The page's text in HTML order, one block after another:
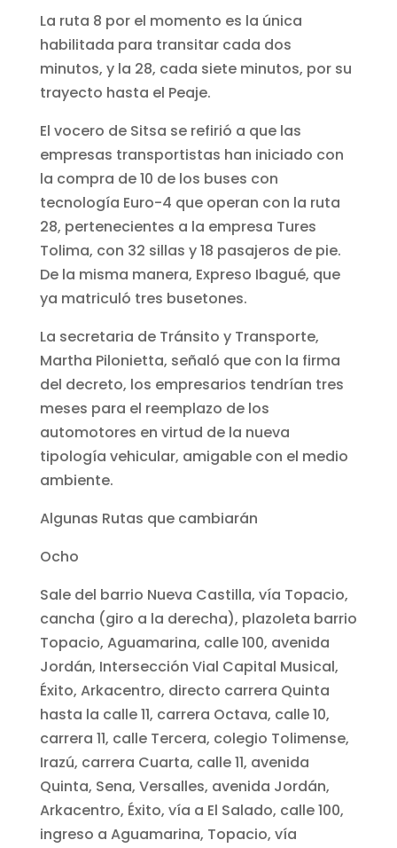
La ruta 8 por el momento es la única
habilitada para transitar cada dos
minutos, y la 28, cada siete minutos, por su
trayecto hasta el Peaje.
El vocero de Sitsa se refirió a que las
empresas transportistas han iniciado con
la compra de 10 de los buses con
tecnología Euro-4 que operan con la ruta
28, pertenecientes a la empresa Tures
Tolima, con 32 sillas y 18 pasajeros de pie.
De la misma manera, Expreso Ibagué, que
ya matriculó tres busetones.
La secretaria de Tránsito y Transporte,
Martha Pilonietta, señaló que con la firma
del decreto, los empresarios tendrían tres
meses para el reemplazo de los
automotores en virtud de la nueva
tipología vehicular, amigable con el medio
ambiente.
Algunas Rutas que cambiarán
Ocho
Sale del barrio Nueva Castilla, vía Topacio,
cancha (giro a la derecha), plazoleta barrio
Topacio, Aguamarina, calle 100, avenida
Jordán, Intersección Vial Capital Musical,
Éxito, Arkacentro, directo carrera Quinta
hasta la calle 11, carrera Octava, calle 10,
carrera 11, calle Tercera, colegio Tolimense,
Irazú, carrera Cuarta, calle 11, avenida
Quinta, Sena, Versalles, avenida Jordán,
Arkacentro, Éxito, vía a El Salado, calle 100,
ingreso a Aguamarina, Topacio, vía